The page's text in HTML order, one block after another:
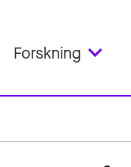
Forskning